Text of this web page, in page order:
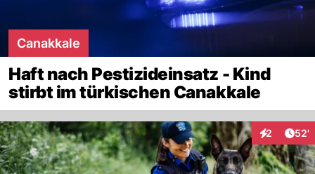
Canakkale
Haft nach Pestizideinsatz - Kind
stirbt im türkischen Canakkale
2 52'